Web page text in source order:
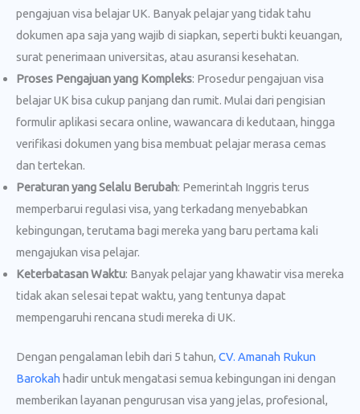
pengajuan visa belajar UK. Banyak pelajar yang tidak tahu
dokumen apa saja yang wajib di siapkan, seperti bukti keuangan,
surat penerimaan universitas, atau asuransi kesehatan.
Proses Pengajuan yang Kompleks: Prosedur pengajuan visa
belajar UK bisa cukup panjang dan rumit. Mulai dari pengisian
formulir aplikasi secara online, wawancara di kedutaan, hingga
verifikasi dokumen yang bisa membuat pelajar merasa cemas
dan tertekan.
Peraturan yang Selalu Berubah: Pemerintah Inggris terus
memperbarui regulasi visa, yang terkadang menyebabkan
kebingungan, terutama bagi mereka yang baru pertama kali
mengajukan visa pelajar.
Keterbatasan Waktu: Banyak pelajar yang khawatir visa mereka
tidak akan selesai tepat waktu, yang tentunya dapat
mempengaruhi rencana studi mereka di UK.
Dengan pengalaman lebih dari 5 tahun, CV. Amanah Rukun
Barokah hadir untuk mengatasi semua kebingungan ini dengan
memberikan layanan pengurusan visa yang jelas, profesional,